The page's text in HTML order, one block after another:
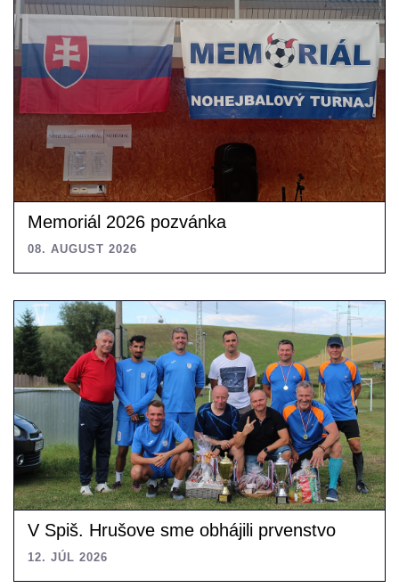
Memoriál 2026 pozvánka
08. AUGUST 2026
V Spiš. Hrušove sme obhájili prvenstvo
12. JÚL 2026